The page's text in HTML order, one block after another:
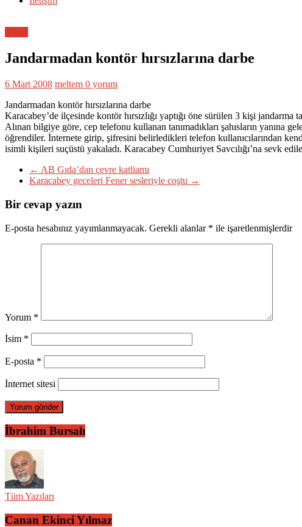
Jandarmadan kontör hırsızlarına darbe
6 Mart 2008 meltem 0 yorum
Jandarmadan kontör hırsızlarına darbe
Karacabey’de ilçesinde kontör hırsızlığı yaptığı öne sürülen 3 kişi jandarma
Alınan bilgiye göre, cep telefonu kullanan tanımadıkları şahısların yanına
öğrendiler. İnternete girip, şifresini belirledikleri telefon kullanıcılarından
isimli kişileri suçüstü yakaladı. Karacabey Cumhuriyet Savcılığı’na sevk
← AB Gıda’dan çevre katliamı
Karacabey geceleri Fener sesleriyle coştu →
Bir cevap yazın
E-posta hesabınız yayımlanmayacak. Gerekli alanlar * ile işaretlenmişlerdir
Yorum *
İsim *
E-posta *
İnternet sitesi
İbrahim Bursalı
Tüm Yazıları
Canan Ekinci Yılmaz